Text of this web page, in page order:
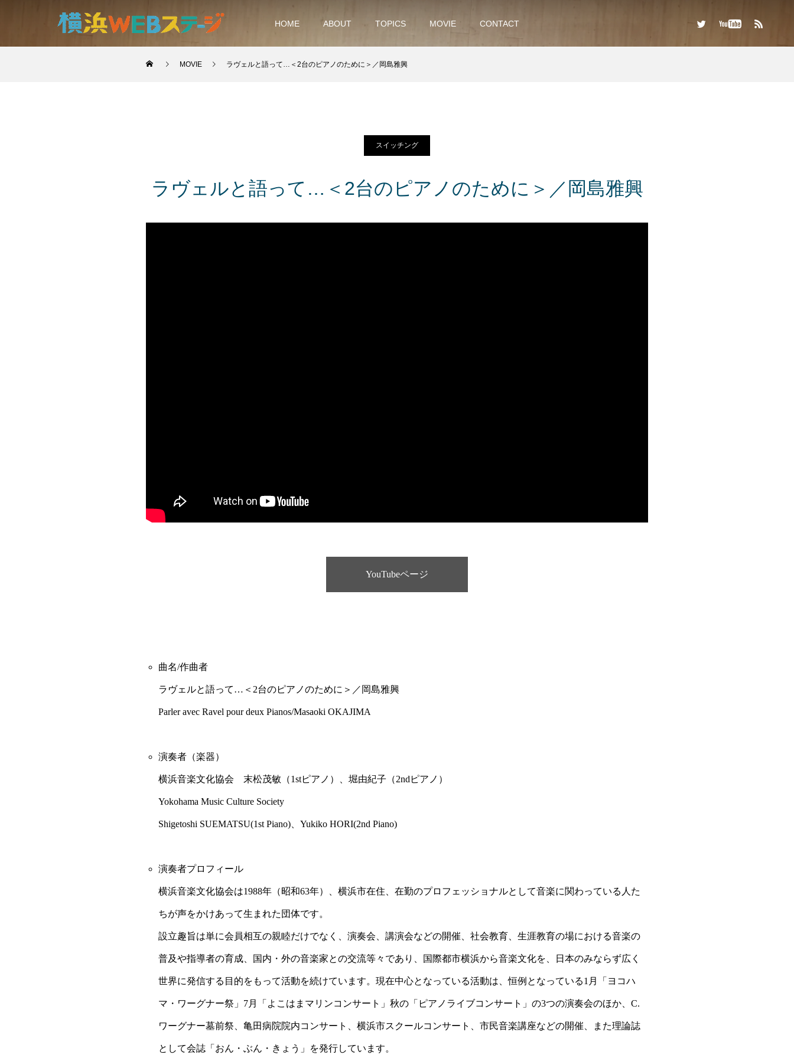
HOME ABOUT TOPICS MOVIE CONTACT
MOVIE ラヴェルと語って…＜2台のピアノのために＞／岡島雅興
スイッチング
ラヴェルと語って…＜2台のピアノのために＞／岡島雅興
YouTubeページ
曲名/作曲者
ラヴェルと語って…＜2台のピアノのために＞／岡島雅興
Parler avec Ravel pour deux Pianos/Masaoki OKAJIMA
演奏者（楽器）
横浜音楽文化協会 末松茂敏（1stピアノ）、堀由紀子（2ndピアノ）
Yokohama Music Culture Society
Shigetoshi SUEMATSU(1st Piano)、Yukiko HORI(2nd Piano)
演奏者プロフィール
横浜音楽文化協会は1988年（昭和63年）、横浜市在住、在勤のプロフェッショナルとして音楽に関わっている人た
ちが声をかけあって生まれた団体です。
設立趣旨は単に会員相互の親睦だけでなく、演奏会、講演会などの開催、社会教育、生涯教育の場における音楽の
普及や指導者の育成、国内・外の音楽家との交流等々であり、国際都市横浜から音楽文化を、日本のみならず広く
世界に発信する目的をもって活動を続けています。現在中心となっている活動は、恒例となっている1月「ヨコハ
マ・ワーグナー祭」7月「よこはまマリンコンサート」秋の「ピアノライブコンサート」の3つの演奏会のほか、C.
ワーグナー墓前祭、亀田病院院内コンサート、横浜市スクールコンサート、市民音楽講座などの開催、また理論誌
として会誌「おん・ぶん・きょう」を発行しています。